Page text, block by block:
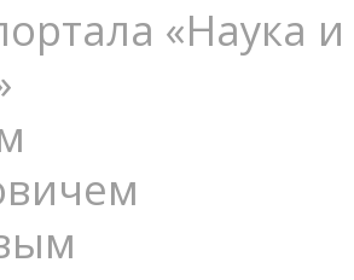
«Наука и